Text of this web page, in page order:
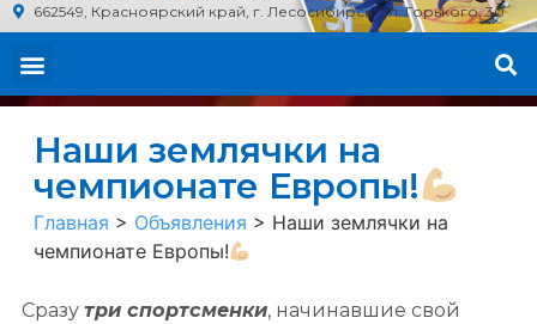
662549, Красноярский край, г. Лесосибирск, ул. Горького, 30
Наши землячки на
чемпионате Европы!
Главная > Объявления > Наши землячки на
чемпионате Европы!
Сразу три спортсменки, начинавшие свой